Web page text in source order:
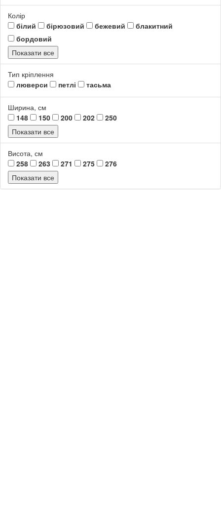
Колір
білий
бірюзовий бежевий
блакитний
бордовий
Показати все
Тип кріплення
люверси
петлі тасьма
Ширина, см
148
150 200 202
250
Показати все
Висота, см
258
263 271 275
276
Показати все